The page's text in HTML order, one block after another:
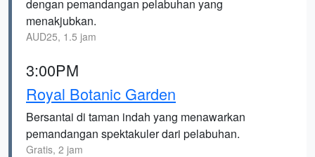
dengan pemandangan pelabuhan yang
menakjubkan.
AUD25, 1.5 jam
3:00PM
Royal Botanic Garden
Bersantai di taman indah yang menawarkan
pemandangan spektakuler dari pelabuhan.
Gratis, 2 jam